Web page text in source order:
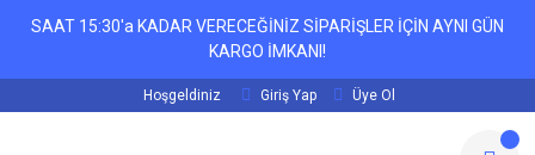
SAAT 15:30'a KADAR VERECEĞİNİZ SİPARİŞLER İÇİN AYNI GÜN
KARGO İMKANI!
Hoşgeldiniz Giriş Yap Üye Ol